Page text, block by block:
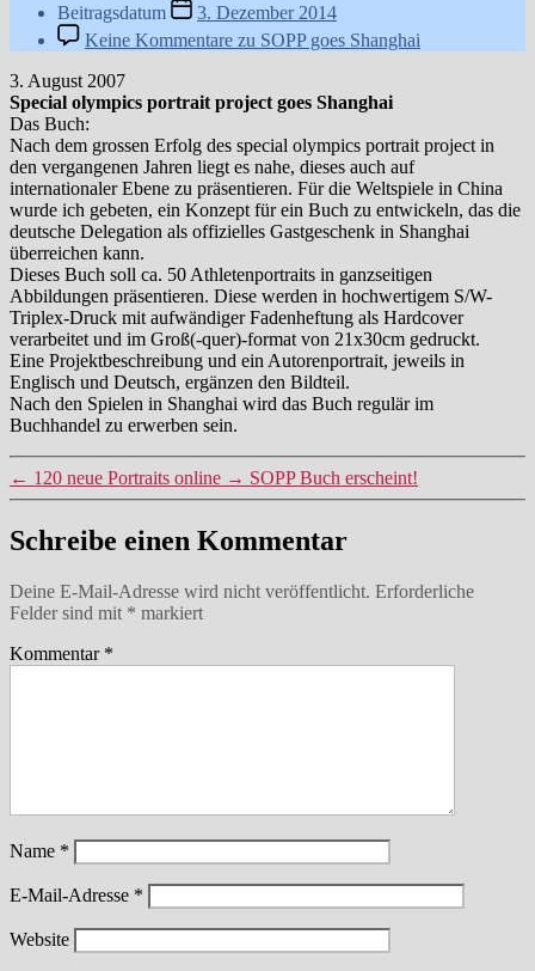
Beitragsdatum
3. Dezember 2014
Keine Kommentare zu SOPP goes Shanghai
3. August 2007
Special olympics portrait project goes Shanghai
Das Buch:
Nach dem grossen Erfolg des special olympics portrait project in
den vergangenen Jahren liegt es nahe, dieses auch auf
internationaler Ebene zu präsentieren. Für die Weltspiele in China
wurde ich gebeten, ein Konzept für ein Buch zu entwickeln, das die
deutsche Delegation als offizielles Gastgeschenk in Shanghai
überreichen kann.
Dieses Buch soll ca. 50 Athletenportraits in ganzseitigen
Abbildungen präsentieren. Diese werden in hochwertigem S/W-
Triplex-Druck mit aufwändiger Fadenheftung als Hardcover
verarbeitet und im Groß(-quer)-format von 21x30cm gedruckt.
Eine Projektbeschreibung und ein Autorenportrait, jeweils in
Englisch und Deutsch, ergänzen den Bildteil.
Nach den Spielen in Shanghai wird das Buch regulär im
Buchhandel zu erwerben sein.
← 120 neue Portraits online → SOPP Buch erscheint!
Schreibe einen Kommentar
Deine E-Mail-Adresse wird nicht veröffentlicht. Erforderliche
Felder sind mit * markiert
Kommentar *
Name *
E-Mail-Adresse *
Website